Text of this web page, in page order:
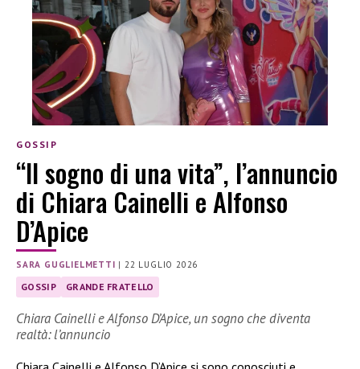
GOSSIP
“Il sogno di una vita”, l’annuncio
di Chiara Cainelli e Alfonso
D’Apice
SARA GUGLIELMETTI | 22 LUGLIO 2026
GOSSIP GRANDE FRATELLO
Chiara Cainelli e Alfonso D’Apice, un sogno che diventa
realtà: l’annuncio